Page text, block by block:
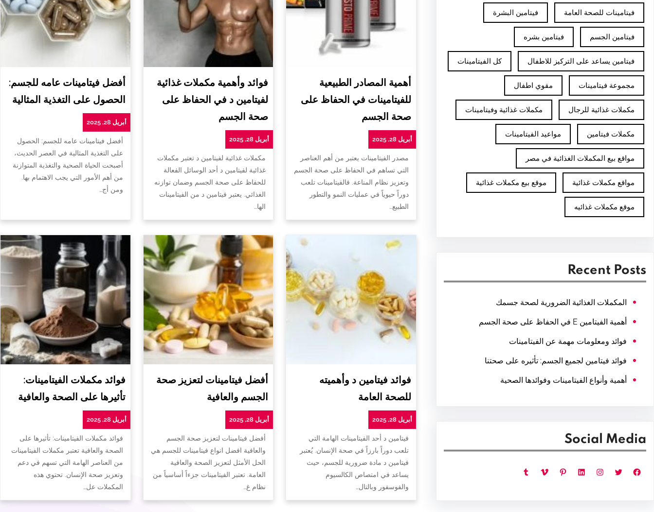
فيتامينات للصحة العامة فيتامين البشرة
فيتامين الجسم فيتامين بشره
فيتامين يساعد على التركيز للاطفال كل الفيتامينات
مجموعة فيتامينات مقوي اطفال
مكملات غذائية للرجال مكملات غذائية وفيتامينات
مكملات فيتامين مواعيد الفيتامينات
مواقع بيع المكملات الغذائية في مصر
مواقع مكملات غذائية موقع بيع مكملات غذائية
موقع مكملات غذائيه
Recent Posts
المكملات الغذائية الضرورية لصحة جسمك
أهمية الفيتامين E في الحفاظ على صحة الجسم
فوائد ومعلومات مهمة عن الفيتامينات
فوائد فيتامين لجميع الجسم: تأثيره على صحتنا
أهمية وأنواع الفيتامينات وفوائدها الصحية
Social Media
فيسبوك تويتر إنستجرام لينكد إن بينتريست فيميو تمبلر
أهمية المصادر الطبيعية
للفيتامينات في الحفاظ على
صحة الجسم
أبريل 28, 2025
مصدر الفيتامينات يعتبر من أهم العناصر
التي تساهم في الحفاظ على صحة الجسم
وتعزيز نظام المناعة. فالفيتامينات تلعب
دوراً حيوياً في عمليات النمو والتطور
الطبيع…
فوائد وأهمية مكملات غذائية
لفيتامين د في الحفاظ على
صحة الجسم
أبريل 28, 2025
مكملات غذائية لفيتامين د تعتبر مكملات
غذائية لفيتامين د أحد الوسائل الفعالة
للحفاظ على صحة الجسم وضمان توازنه
الغذائي. يعتبر فيتامين د من الفيتامينات
الها…
أفضل فيتامينات عامه للجسم:
الحصول على التغذية المثالية
أبريل 28, 2025
أفضل فيتامينات عامه للجسم: الحصول
على التغذية المثالية في العصر الحديث،
أصبحت الحياة الصحية والتغذية المتوازنة
من أهم الأمور التي يجب الاهتمام بها.
ومن أج…
فوائد فيتامين د وأهميته
للصحة العامة
أبريل 28, 2025
فيتامين د أحد الفيتامينات الهامة التي
تلعب دوراً بارزاً في صحة الإنسان. يُعتبر
فيتامين د مادة ضرورية للجسم، حيث
يساعد في امتصاص الكالسيوم
والفوسفور وبالتال…
أفضل فيتامينات لتعزيز صحة
الجسم والعافية
أبريل 28, 2025
أفضل فيتامينات لتعزيز صحة الجسم
والعافية افضل انواع فيتامينات للجسم هي
الحل الأمثل لتعزيز الصحة والعافية
العامة. تعتبر الفيتامينات جزءاً أساسياً من
نظام غ…
فوائد مكملات الفيتامينات:
تأثيرها على الصحة والعافية
أبريل 28, 2025
فوائد مكملات الفيتامينات: تأثيرها على
الصحة والعافية تعتبر مكملات الفيتامينات
من العناصر الهامة التي تسهم في دعم
وتعزيز صحة الإنسان. تحتوي هذه
المكملات عل…